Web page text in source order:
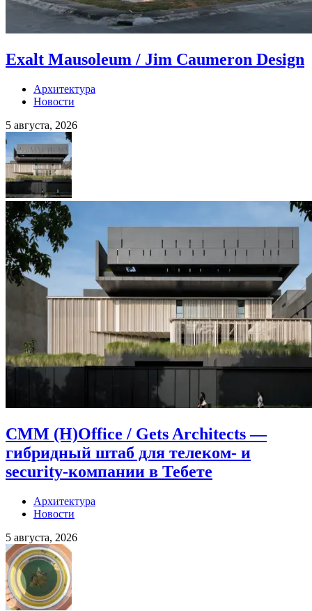
Exalt Mausoleum / Jim Caumeron Design
Архитектура
Новости
5 августа, 2026
CMM (H)Office / Gets Architects —
гибридный штаб для телеком- и
security-компании в Тебете
Архитектура
Новости
5 августа, 2026